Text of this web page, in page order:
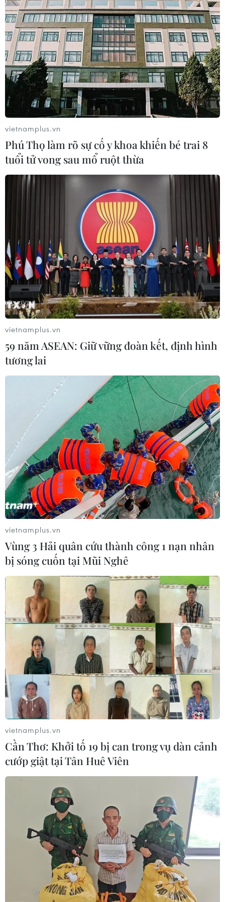
TIN CÙNG CHUYÊN MỤC
Iceland trước cuộc trưng cầu ý dân
về nối lại đàm phán gia nhập EU
08/08/2026 07:54
vietnamplus.vn
Phú Thọ làm rõ sự cố y khoa khiến bé trai 8
tuổi tử vong sau mổ ruột thừa
vietnamplus.vn
59 năm ASEAN: Giữ vững đoàn kết, định hình
tương lai
vietnamplus.vn
Vùng 3 Hải quân cứu thành công 1 nạn nhân
bị sóng cuốn tại Mũi Nghê
vietnamplus.vn
Cần Thơ: Khởi tố 19 bị can trong vụ dàn cảnh
cướp giật tại Tân Huê Viên